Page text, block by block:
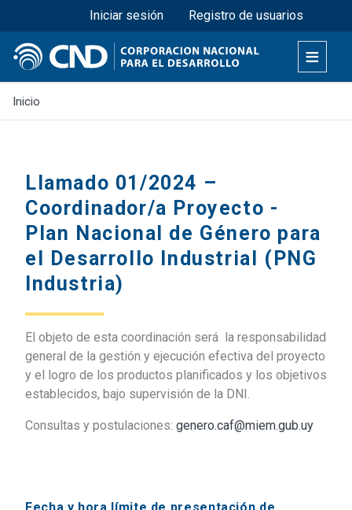
Pasar
al
contenido
principal
Menú superior
Iniciar sesión Registro de usuarios
Inicio
Llamado 01/2024 –
Coordinador/a Proyecto -
Plan Nacional de Género para
el Desarrollo Industrial (PNG
Industria)
El objeto de esta coordinación será la responsabilidad
general de la gestión y ejecución efectiva del proyecto
y el logro de los productos planificados y los objetivos
establecidos, bajo supervisión de la DNI.
Consultas y postulaciones: genero.caf@miem.gub.uy